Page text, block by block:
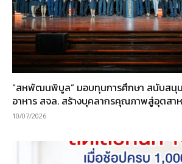
“สหพัฒนพิบูล” มอบทุนการศึกษา สนับสนุ
อาหาร สจล. สร้างบุคลากรคุณภาพสู่อุตสา
10/07/2026